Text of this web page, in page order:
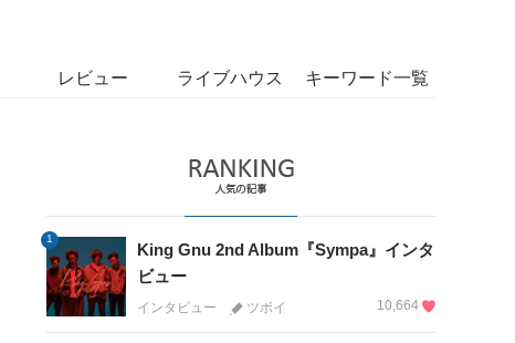
レビュー ライブハウス キーワード一覧
1
King Gnu 2nd Album『Sympa』インタ
ビュー
インタビュー ツボイ 10,664